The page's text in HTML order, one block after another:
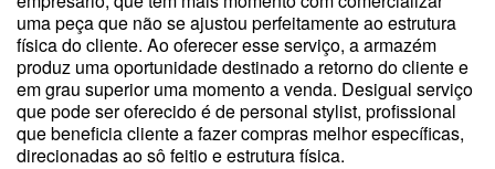
uma peça que não se ajustou perfeitamente ao estrutura
física do cliente. Ao oferecer esse serviço, a armazém
produz uma oportunidade destinado a retorno do cliente e
em grau superior uma momento a venda. Desigual serviço
que pode ser oferecido é de personal stylist, profissional
que beneficia cliente a fazer compras melhor específicas,
direcionadas ao sô feitio e estrutura física.